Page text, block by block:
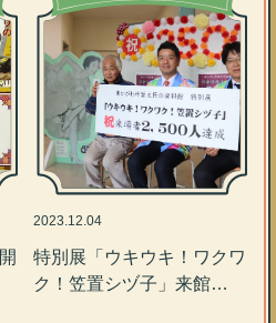
2023.12.04
特別展「ウキウキ！ワクワ
ク！笠置シヅ子」来館